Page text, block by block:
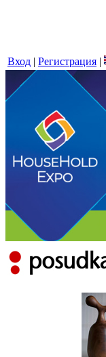
Вход | Регистрация |